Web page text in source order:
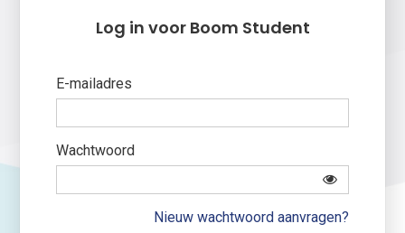
Log in voor Boom Student
E-mailadres
Wachtwoord
Nieuw wachtwoord aanvragen?